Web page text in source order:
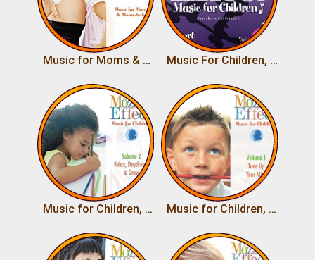
Music for Moms & Moms-to-be Music For Children, Vol.3 Mozart In Motion
Music for Children, Vol.2 Relax, Daydream, & Draw Music for Children, Vol.1 Tune Up Your Mind